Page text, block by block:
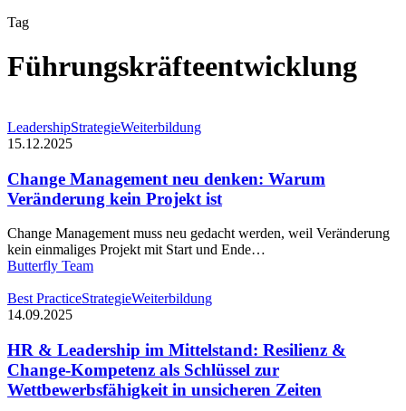
Tag
Führungskräfteentwicklung
Change
Management
denken:
Warum
Veränderung
Projekt
ist
LeadershipStrategieWeiterbildung
15.12.2025
Change Management neu denken: Warum
Veränderung kein Projekt ist
Change Management muss neu gedacht werden, weil Veränderung
kein einmaliges Projekt mit Start und Ende…
Butterfly Team
HR
&
im
Mittelstand:
Resilienz
&
Best PracticeStrategieWeiterbildung
14.09.2025
HR & Leadership im Mittelstand: Resilienz &
Change-Kompetenz als Schlüssel zur
Wettbewerbsfähigkeit in unsicheren Zeiten